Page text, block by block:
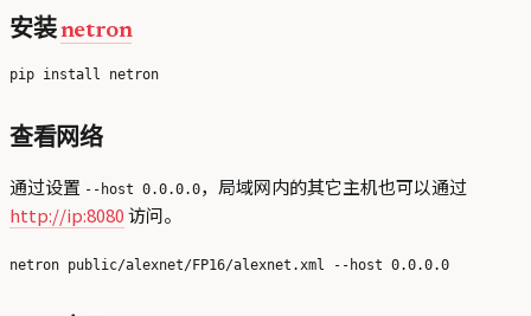
安装netron
查看网络
通过设置 --host 0.0.0.0，局域网内的其它主机也可以通过
http://ip:8080访问。